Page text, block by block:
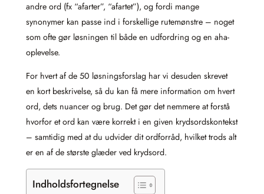
andre ord (fx “afarter”, “afartet”), og fordi mange
synonymer kan passe ind i forskellige rutemønstre – noget
som ofte gør løsningen til både en udfordring og en aha-
oplevelse.
For hvert af de 50 løsningsforslag har vi desuden skrevet
en kort beskrivelse, så du kan få mere information om hvert
ord, dets nuancer og brug. Det gør det nemmere at forstå
hvorfor et ord kan være korrekt i en given krydsordskontekst
– samtidig med at du udvider dit ordforråd, hvilket trods alt
er en af de største glæder ved krydsord.
Indholdsfortegnelse